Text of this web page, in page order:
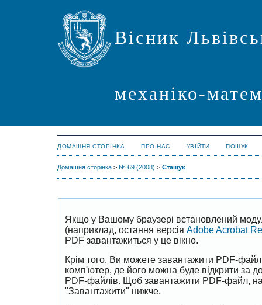
Вісник
механіко-
ДОМАШНЯ СТОРІНКА ПРО НАС УВІЙТИ ПОШУК
Домашня сторінка > № 69 (2008) > Стащук
Якщо у Вашому браузері встановлений
(наприклад, остання версія Adobe Acrobat
PDF завантажиться у це вікно.
Крім того, Ви можете завантажити PDF-
комп'ютер, де його можна буде відкрити за
PDF-файлів. Щоб завантажити PDF-файл,
"Завантажити" нижче.